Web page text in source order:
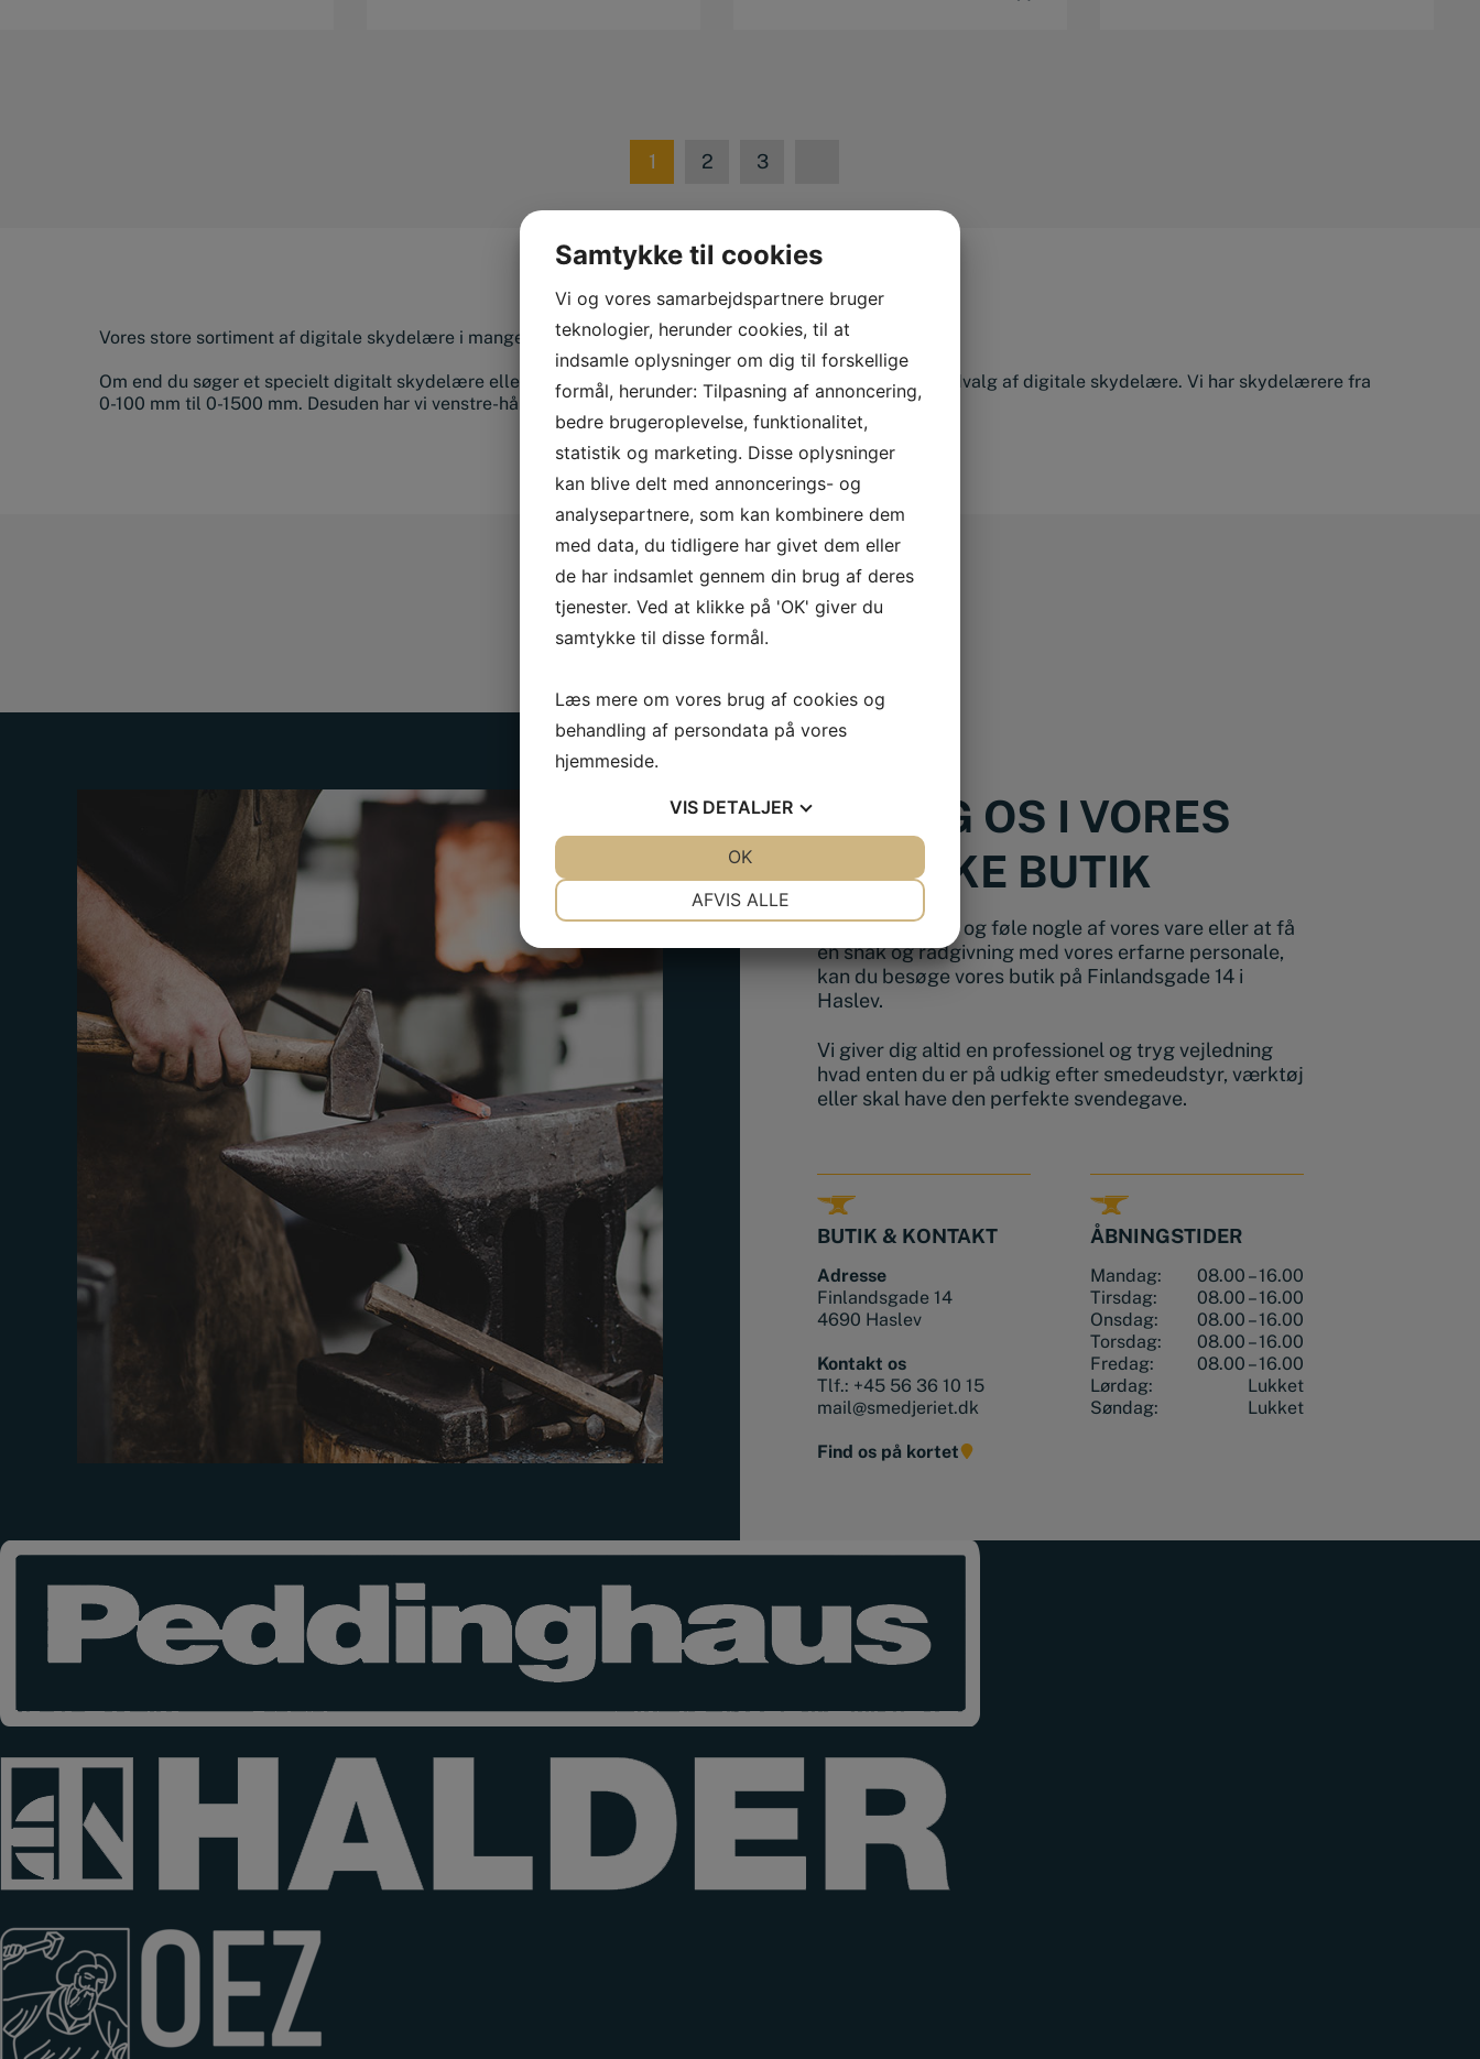
1 2 3
Vores store sortiment af digitale skydelære i mange størrelser fra blandt andetDiesella.
Om end du søger et specielt digitalt skydelære eller et prisvenligt alternativ, finder du det i vores store udvalg af digitale skydelære. Vi har skydelærere fra
0-100 mm til 0-1500 mm. Desuden har vi venstre-hånds skydelære, IP54 godkendte og meget mere..
BESØG OS I VORES
FYSISKE BUTIK
Ønsker du at se og føle nogle af vores vare eller at få
en snak og rådgivning med vores erfarne personale,
kan du besøge vores butik på Finlandsgade 14 i
Haslev.
Vi giver dig altid en professionel og tryg vejledning
hvad enten du er på udkig efter smedeudstyr, værktøj
eller skal have den perfekte svendegave.
BUTIK & KONTAKT
Adresse
Finlandsgade 14
4690 Haslev
Kontakt os
Tlf.: +45 56 36 10 15
mail@smedjeriet.dk
Find os på kortet
ÅBNINGSTIDER
Mandag:
08.00 – 16.00
Tirsdag:
08.00 – 16.00
Onsdag:
08.00 – 16.00
Torsdag:
08.00 – 16.00
Fredag:
08.00 – 16.00
Lørdag:
Lukket
Søndag:
Lukket
Samtykke til cookies
Vi og vores samarbejdspartnere bruger
teknologier, herunder cookies, til at
indsamle oplysninger om dig til forskellige
formål, herunder: Tilpasning af annoncering,
bedre brugeroplevelse, funktionalitet,
statistik og marketing. Disse oplysninger
kan blive delt med annoncerings- og
analysepartnere, som kan kombinere dem
med data, du tidligere har givet dem eller
de har indsamlet gennem din brug af deres
tjenester. Ved at klikke på 'OK' giver du
samtykke til disse formål.
Læs mere om vores brug af cookies og
behandling af persondata på vores
hjemmeside.
VIS DETALJER
MARKETING STATISTIK
AFVIS ALLE
OK